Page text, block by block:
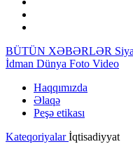
BÜTÜN XƏBƏRLƏR
İdman Dünya Foto Video
Haqqımızda
Əlaqə
Peşə etikası
Kateqoriyalarİqtisadiyyat